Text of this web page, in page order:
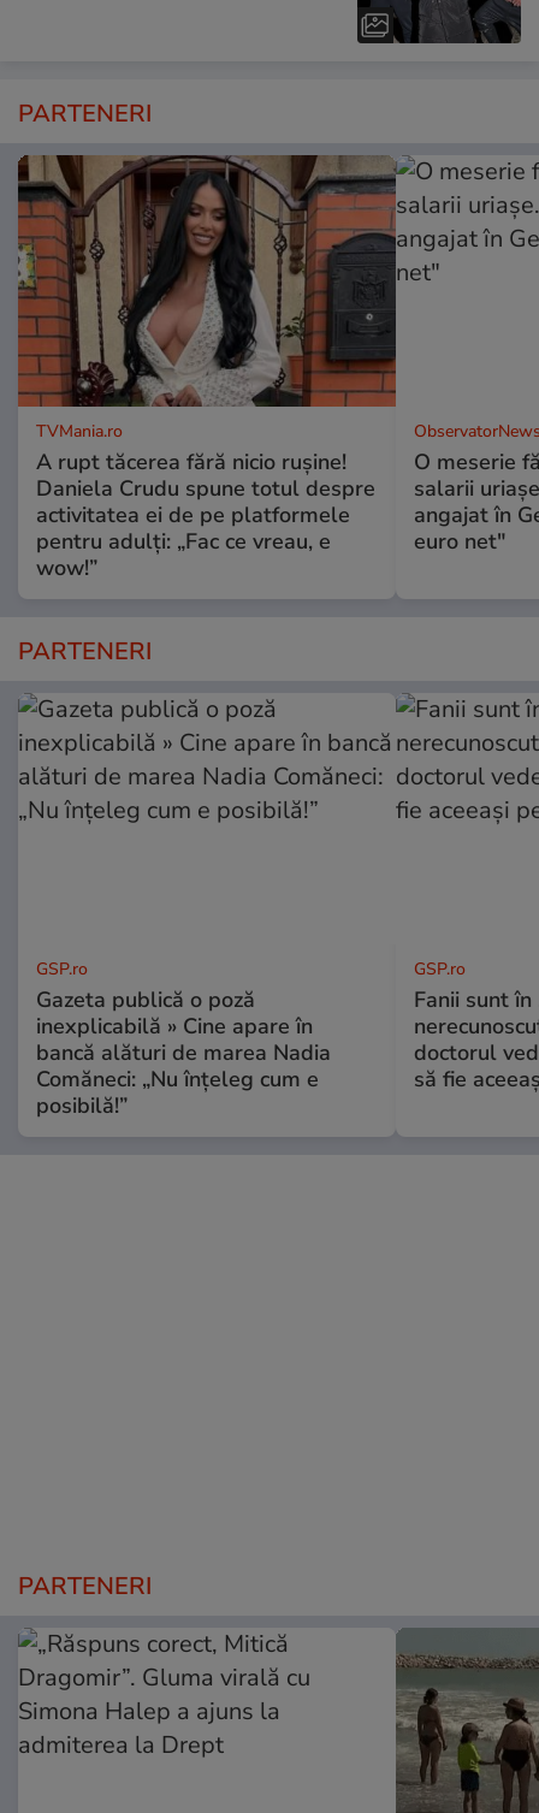
PARTENERI
TVMania.ro
A rupt tăcerea fără nicio rușine!
Daniela Crudu spune totul despre
activitatea ei de pe platformele
pentru adulți: „Fac ce vreau, e
wow!”
O meserie
salarii
angajat în
euro net"
PARTENERI
GSP.ro
Gazeta publică o poză
inexplicabilă » Cine apare în
bancă alături de marea Nadia
Comăneci: „Nu înțeleg cum e
posibilă!”
GSP.ro
Fanii sunt în
doctorul
să fie
PARTENERI